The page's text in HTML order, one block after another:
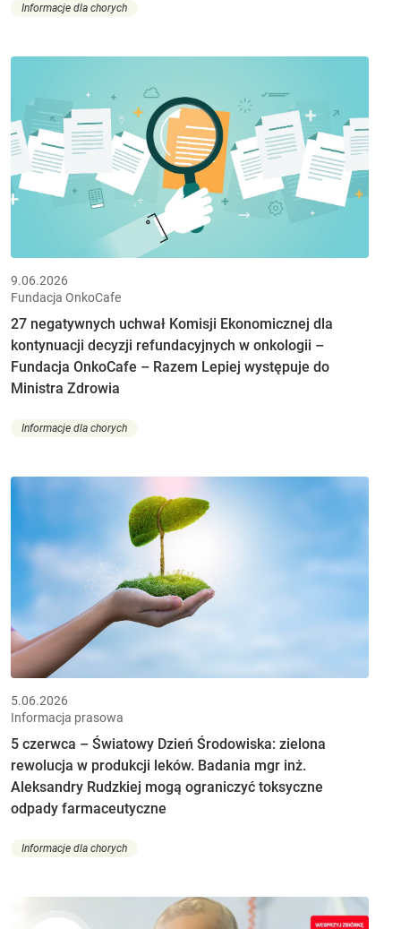
Informacje dla chorych
9.06.2026
Fundacja OnkoCafe
27 negatywnych uchwał Komisji Ekonomicznej dla
kontynuacji decyzji refundacyjnych w onkologii –
Fundacja OnkoCafe – Razem Lepiej występuje do
Ministra Zdrowia
Informacje dla chorych
5.06.2026
Informacja prasowa
5 czerwca – Światowy Dzień Środowiska: zielona
rewolucja w produkcji leków. Badania mgr inż.
Aleksandry Rudzkiej mogą ograniczyć toksyczne
odpady farmaceutyczne
Informacje dla chorych